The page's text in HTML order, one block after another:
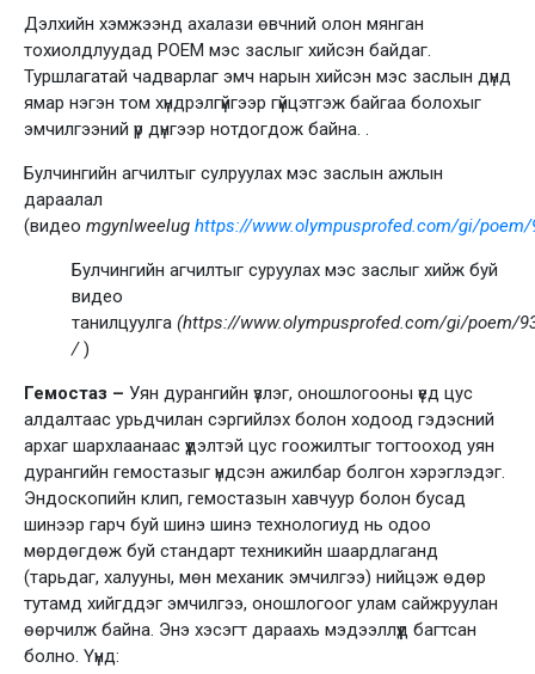
Дэлхийн хэмжээнд ахалази өвчний олон мянган
тохиолдлуудад РОЕМ мэс заслыг хийсэн байдаг.
Туршлагатай чадварлаг эмч нарын хийсэн мэс заслын дүнд
ямар нэгэн том хүндрэлгүйгээр гүйцэтгэж байгаа болохыг
эмчилгээний үр дүнгээр нотдогдож байна. .
Булчингийн агчилтыг сулруулах мэс заслын ажлын
дараалал
(видео mgynlweelug https://www.olympusprofed.com/gi/poem/
Булчингийн агчилтыг суруулах мэс заслыг хийж буй
видео
танилцуулга (https://www.olympusprofed.com/gi/poem/
/)
Гемостаз – Уян дурангийн үзлэг, оношлогооны үед цус
алдалтаас урьдчилан сэргийлэх болон ходоод гэдэсний
архаг шархлаанаас үүдэлтэй цус гоожилтыг тогтооход уян
дурангийн гемостазыг үндсэн ажилбар болгон хэрэглэдэг.
Эндоскопийн клип, гемостазын хавчуур болон бусад
шинээр гарч буй шинэ шинэ технологиуд нь одоо
мөрдөгдөж буй стандарт техникийн шаардлаганд
(тарьдаг, халууны, мөн механик эмчилгээ) нийцэж өдөр
тутамд хийгддэг эмчилгээ, оношлогоог улам сайжруулан
өөрчилж байна. Энэ хэсэгт дараахь мэдээллүүд багтсан
болно. Үүнд: